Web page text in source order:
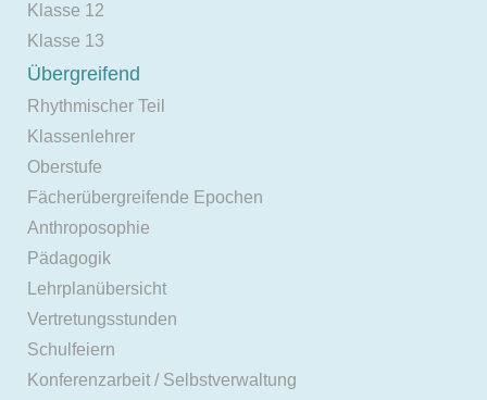
Klasse 12
Klasse 13
Übergreifend
Rhythmischer Teil
Klassenlehrer
Oberstufe
Fächerübergreifende Epochen
Anthroposophie
Pädagogik
Lehrplanübersicht
Vertretungsstunden
Schulfeiern
Konferenzarbeit / Selbstverwaltung